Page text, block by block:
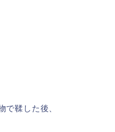
で鞣した後、